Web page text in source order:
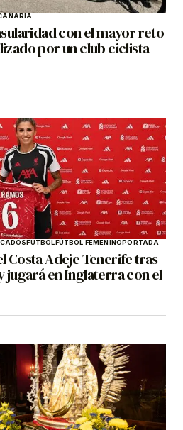
con el mayor reto
por un club ciclista
FÚTBOLFÚTBOL FEMENINOPORTADA
Costa Adeje Tenerife tras
jugará en Inglaterra con el